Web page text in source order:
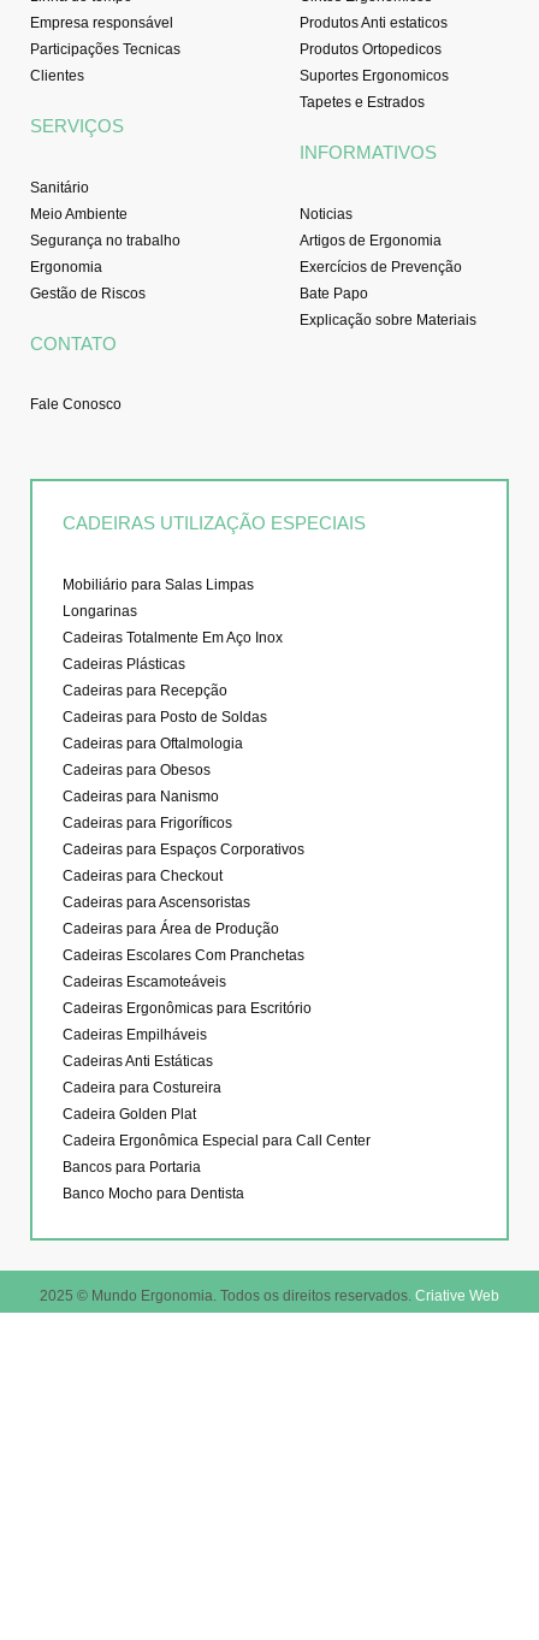
Empresa responsável
Participações Tecnicas
Clientes
SERVIÇOS
Sanitário
Meio Ambiente
Segurança no trabalho
Ergonomia
Gestão de Riscos
CONTATO
Fale Conosco
Produtos Anti estaticos
Produtos Ortopedicos
Suportes Ergonomicos
Tapetes e Estrados
INFORMATIVOS
Noticias
Artigos de Ergonomia
Exercícios de Prevenção
Bate Papo
Explicação sobre Materiais
CADEIRAS UTILIZAÇÃO ESPECIAIS
Mobiliário para Salas Limpas
Longarinas
Cadeiras Totalmente Em Aço Inox
Cadeiras Plásticas
Cadeiras para Recepção
Cadeiras para Posto de Soldas
Cadeiras para Oftalmologia
Cadeiras para Obesos
Cadeiras para Nanismo
Cadeiras para Frigoríficos
Cadeiras para Espaços Corporativos
Cadeiras para Checkout
Cadeiras para Ascensoristas
Cadeiras para Área de Produção
Cadeiras Escolares Com Pranchetas
Cadeiras Escamoteáveis
Cadeiras Ergonômicas para Escritório
Cadeiras Empilháveis
Cadeiras Anti Estáticas
Cadeira para Costureira
Cadeira Golden Plat
Cadeira Ergonômica Especial para Call Center
Bancos para Portaria
Banco Mocho para Dentista
2025 © Mundo Ergonomia. Todos os direitos reservados. Criative Web